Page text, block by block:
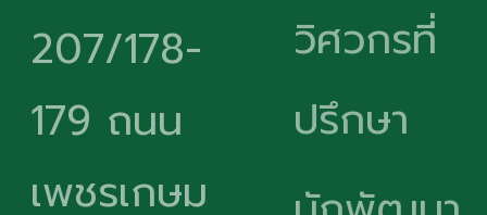
207/178-
179 ถนน
เพชรเกษม
วิศวกรที่
ปรึกษา